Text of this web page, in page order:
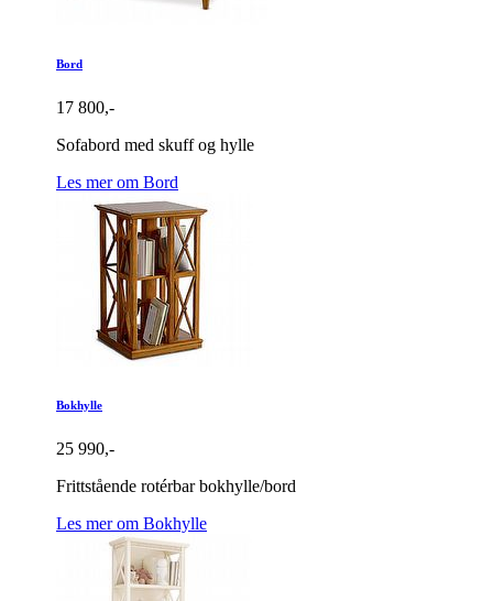
Bord
17 800,-
Sofabord med skuff og hylle
Les mer om Bord
Bokhylle
25 990,-
Frittstående rotérbar bokhylle/bord
Les mer om Bokhylle